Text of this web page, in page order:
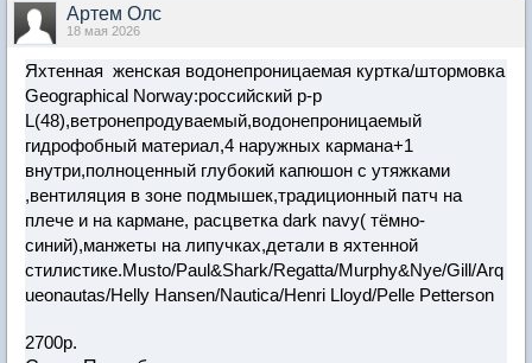
Артем Олс
18 мая 2026
Яхтенная женская водонепроницаемая куртка/штормовка
Geographical Norway:российский р-р
L(48),ветронепродуваемый,водонепроницаемый
гидрофобный материал,4 наружных кармана+1
внутри,полноценный глубокий капюшон с утяжками
,вентиляция в зоне подмышек,традиционный патч на
плече и на кармане, расцветка dark navy( тёмно-
синий),манжеты на липучках,детали в яхтенной
стилистике.Musto/Paul&Shark/Regatta/Murphy&Nye/Gill/Arq
ueonautas/Helly Hansen/Nauticа/Henri Lloyd/Pelle Petterson
2700р.